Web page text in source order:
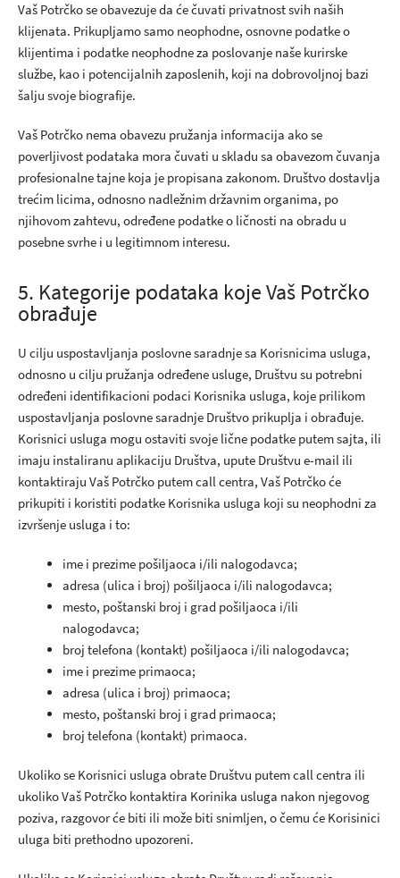
Vaš Potrčko se obavezuje da će čuvati privatnost svih naših
klijenata. Prikupljamo samo neophodne, osnovne podatke o
klijentima i podatke neophodne za poslovanje naše kurirske
službe, kao i potencijalnih zaposlenih, koji na dobrovoljnoj bazi
šalju svoje biografije.
Vaš Potrčko nema obavezu pružanja informacija ako se
poverljivost podataka mora čuvati u skladu sa obavezom čuvanja
profesionalne tajne koja je propisana zakonom. Društvo dostavlja
trećim licima, odnosno nadležnim državnim organima, po
njihovom zahtevu, određene podatke o ličnosti na obradu u
posebne svrhe i u legitimnom interesu.
5. Kategorije podataka koje Vaš Potrčko
obrađuje
U cilju uspostavljanja poslovne saradnje sa Korisnicima usluga,
odnosno u cilju pružanja određene usluge, Društvu su potrebni
određeni identifikacioni podaci Korisnika usluga, koje prilikom
uspostavljanja poslovne saradnje Društvo prikuplja i obrađuje.
Korisnici usluga mogu ostaviti svoje lične podatke putem sajta, ili
imaju instaliranu aplikaciju Društva, upute Društvu e-mail ili
kontaktiraju Vaš Potrčko putem call centra, Vaš Potrčko će
prikupiti i koristiti podatke Korisnika usluga koji su neophodni za
izvršenje usluga i to:
ime i prezime pošiljaoca i/ili nalogodavca;
adresa (ulica i broj) pošiljaoca i/ili nalogodavca;
mesto, poštanski broj i grad pošiljaoca i/ili
nalogodavca;
broj telefona (kontakt) pošiljaoca i/ili nalogodavca;
ime i prezime primaoca;
adresa (ulica i broj) primaoca;
mesto, poštanski broj i grad primaoca;
broj telefona (kontakt) primaoca.
Ukoliko se Korisnici usluga obrate Društvu putem call centra ili
ukoliko Vaš Potrčko kontaktira Korinika usluga nakon njegovog
poziva, razgovor će biti ili može biti snimljen, o čemu će Korisinici
uluga biti prethodno upozoreni.